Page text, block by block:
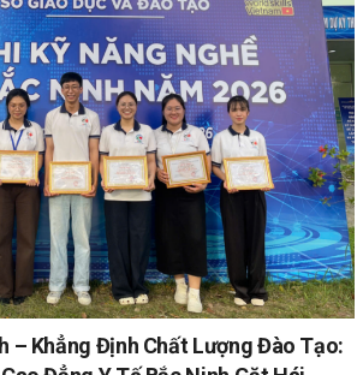
– Khẳng Định Chất Lượng Đào Tạo: